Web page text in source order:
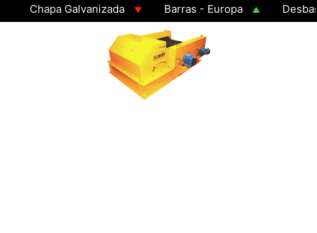
Chapa Galvanizada Barras - Europa
Desbaste
GAMA 3 - Cuadrados 200x200x8